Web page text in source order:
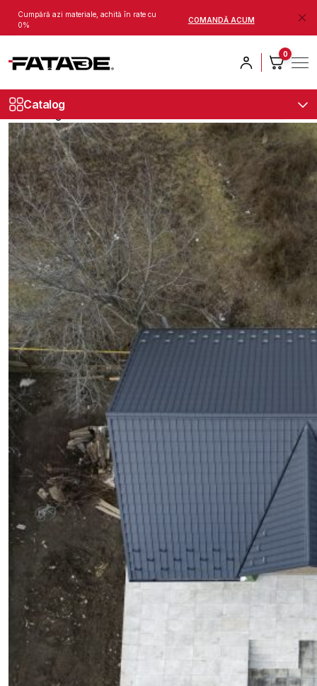
Cumpără azi materiale, achită în rate cu
0%
COMANDĂ ACUM
Catalog
0
marketing